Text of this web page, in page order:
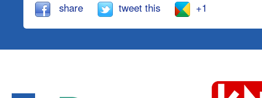
share tweet this +1